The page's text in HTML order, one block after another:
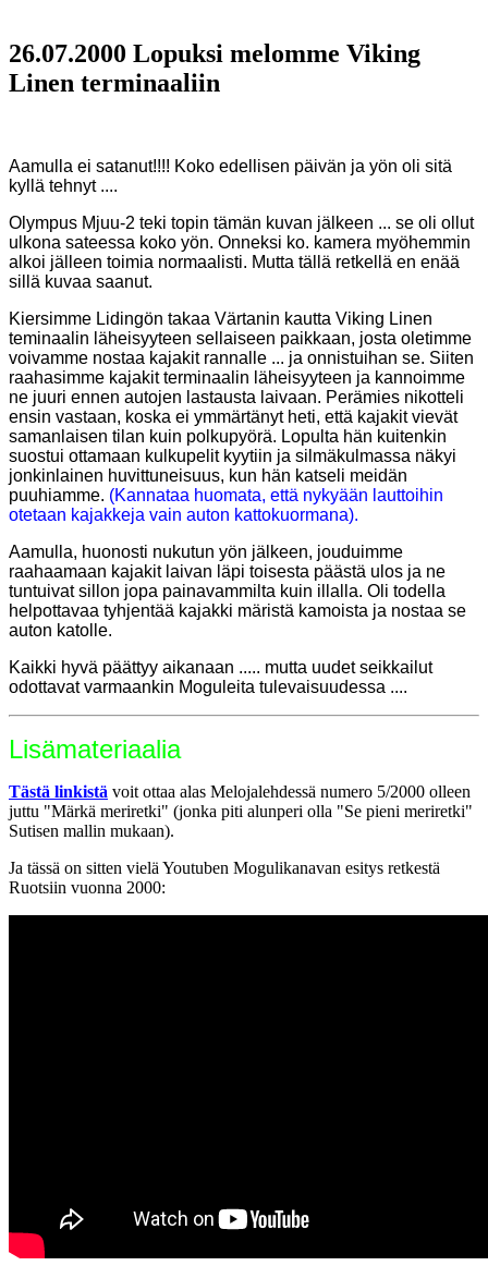
26.07.2000 Lopuksi melomme Viking
Linen terminaaliin
Aamulla ei satanut!!!! Koko edellisen päivän ja yön oli sitä
kyllä tehnyt ....
Olympus Mjuu-2 teki topin tämän kuvan jälkeen ... se oli ollut
ulkona sateessa koko yön. Onneksi ko. kamera myöhemmin
alkoi jälleen toimia normaalisti. Mutta tällä retkellä en enää
sillä kuvaa saanut.
Kiersimme Lidingön takaa Värtanin kautta Viking Linen
teminaalin läheisyyteen sellaiseen paikkaan, josta oletimme
voivamme nostaa kajakit rannalle ... ja onnistuihan se. Siiten
raahasimme kajakit terminaalin läheisyyteen ja kannoimme
ne juuri ennen autojen lastausta laivaan. Perämies nikotteli
ensin vastaan, koska ei ymmärtänyt heti, että kajakit vievät
samanlaisen tilan kuin polkupyörä. Lopulta hän kuitenkin
suostui ottamaan kulkupelit kyytiin ja silmäkulmassa näkyi
jonkinlainen huvittuneisuus, kun hän katseli meidän
puuhiamme. (Kannataa huomata, että nykyään lauttoihin
otetaan kajakkeja vain auton kattokuormana).
Aamulla, huonosti nukutun yön jälkeen, jouduimme
raahaamaan kajakit laivan läpi toisesta päästä ulos ja ne
tuntuivat sillon jopa painavammilta kuin illalla. Oli todella
helpottavaa tyhjentää kajakki märistä kamoista ja nostaa se
auton katolle.
Kaikki hyvä päättyy aikanaan ..... mutta uudet seikkailut
odottavat varmaankin Moguleita tulevaisuudessa ....
Lisämateriaalia
Tästä linkistä voit ottaa alas Melojalehdessä numero 5/2000 olleen
juttu "Märkä meriretki" (jonka piti alunperi olla "Se pieni meriretki"
Sutisen mallin mukaan).
Ja tässä on sitten vielä Youtuben Mogulikanavan esitys retkestä
Ruotsiin vuonna 2000: